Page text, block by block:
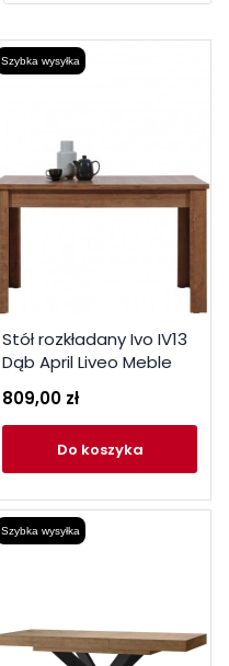
Szybka wysyłka
Stół rozkładany Ivo IV13
Dąb April Liveo Meble
809,00 zł
do koszyka
Szybka wysyłka